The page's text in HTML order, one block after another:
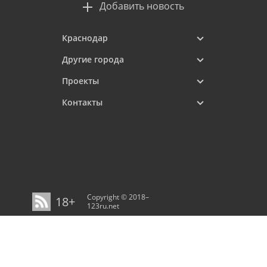
Добавить новость
Краснодар
Другие города
Проекты
Контакты
18+
Copyright © 2018–
123ru.net